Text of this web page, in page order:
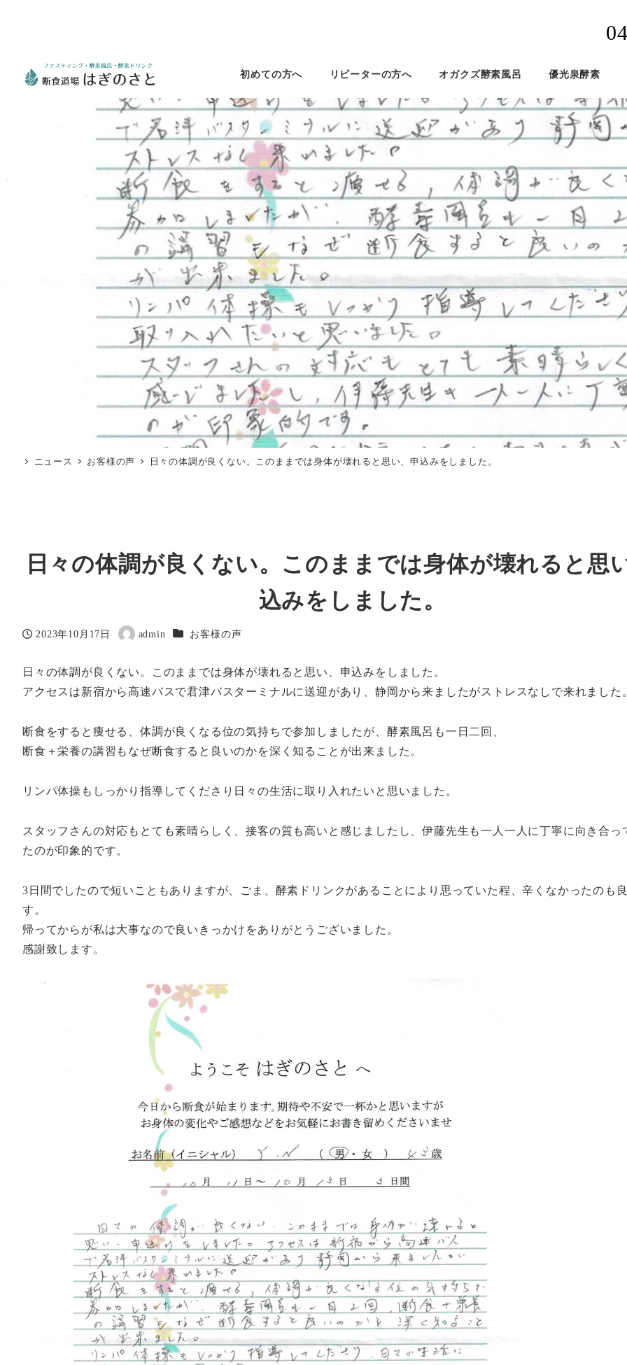
初めての方へ リピーターの方へ オガクズ酵素風呂 優光泉酵素
ニュース お客様の声 日々の体調が良くない。このままでは身体が壊れると思い、申込みをしました。
日々の体調が良くない。このままでは身体が壊れると思
込みをしました。
投稿日
2023年10月17日
著
admin カテゴリー
お客様の声
日々の体調が良くない。このままでは身体が壊れると思い、申込みをしました。
アクセスは新宿から高速バスで君津バスターミナルに送迎があり、静岡から来ましたがストレスなしで来れました
断食をすると痩せる、体調が良くなる位の気持ちで参加しましたが、酵素風呂も一日二回、
断食＋栄養の講習もなぜ断食すると良いのかを深く知ることが出来ました。
リンパ体操もしっかり指導してくださり日々の生活に取り入れたいと思いました。
スタッフさんの対応もとても素晴らしく、接客の質も高いと感じましたし、伊藤先生も一人一人に丁寧に向き合っ
たのが印象的です。
3日間でしたので短いこともありますが、ごま、酵素ドリンクがあることにより思っていた程、辛くなかったのも
す。
帰ってからが私は大事なので良いきっかけをありがとうございました。
感謝致します。